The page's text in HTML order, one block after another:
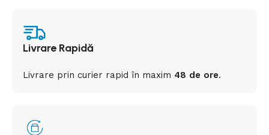
Livrare Rapidă
Livrare prin curier rapidîn maxim 48 de ore.